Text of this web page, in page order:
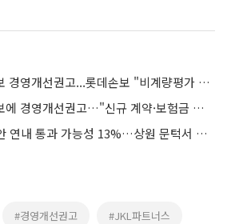
금융위, 롯데손보 경영개선권고...롯데손보 "비계량평가 근거 부당"
금융위, 롯데손보에 경영개선권고…"신규 계약·보험금 청구 등 정상 이용"
美 클래리티 법안 연내 통과 가능성 13%…상원 문턱서 제동
#경영개선권고 #JKL파트너스